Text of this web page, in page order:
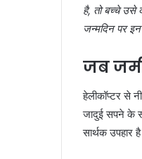
है, तो बच्चे उसे
जन्मदिन पर
जब
हेलीकॉप्टर से
जादुई सपने के
सार्थक उपहार